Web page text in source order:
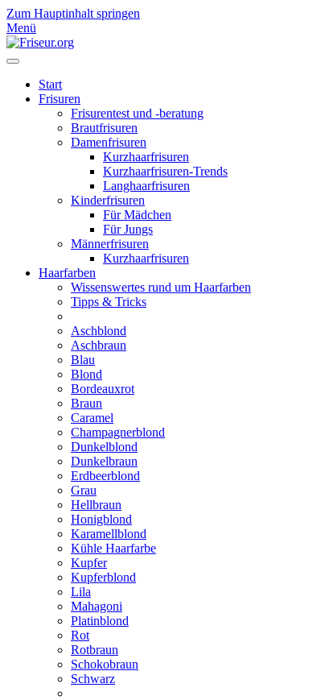
Zum Hauptinhalt springen
Menü
Start
Frisuren
Frisurentest und -beratung
Brautfrisuren
Damenfrisuren
Kurzhaarfrisuren
Kurzhaarfrisuren-Trends
Langhaarfrisuren
Kinderfrisuren
Für Mädchen
Für Jungs
Männerfrisuren
Kurzhaarfrisuren
Haarfarben
Wissenswertes rund um Haarfarben
Tipps & Tricks
Aschblond
Aschbraun
Blau
Blond
Bordeauxrot
Braun
Caramel
Champagnerblond
Dunkelblond
Dunkelbraun
Erdbeerblond
Grau
Hellbraun
Honigblond
Karamellblond
Kühle Haarfarbe
Kupfer
Kupferblond
Lila
Mahagoni
Platinblond
Rot
Rotbraun
Schokobraun
Schwarz